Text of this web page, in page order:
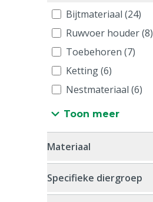
Bijtmateriaal (24)
Ruwvoer houder (8)
Toebehoren (7)
Ketting (6)
Nestmateriaal (6)
Toon meer
Materiaal
Specifieke diergroep